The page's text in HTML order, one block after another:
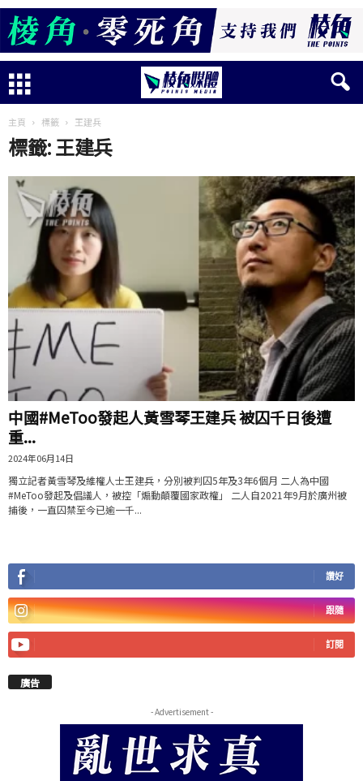
主頁 標籤 王建兵
標籤: 王建兵
中國#MeToo發起人黃雪琴王建兵 被囚千日後遭
重...
2024年06月14日
獨立記者黃雪琴及維權人士王建兵，分別被判囚5年及3年6個月 二人為中國
#MeToo發起及倡議人，被控「煽動顛覆國家政權」 二人自2021年9月於廣州被
捕後，一直囚禁至今已逾一千...
讚好
跟隨
訂閱
廣告
- Advertisement -